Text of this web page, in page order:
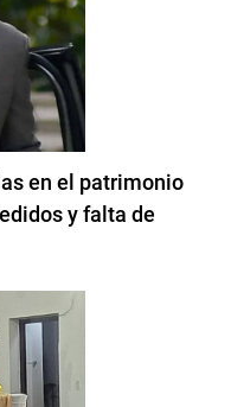
en el patrimonio
y falta de